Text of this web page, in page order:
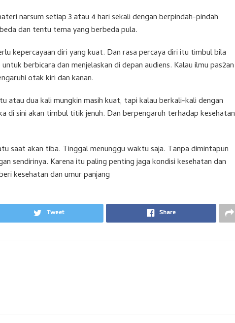
narsum setiap 3 atau 4 hari sekali dengan berpindah-pindah
dan tentu tema yang berbeda pula.
kepercayaan diri yang kuat. Dan rasa percaya diri itu timbul bila
berbicara dan menjelaskan di depan audiens. Kalau ilmu pas2an
otak kiri dan kanan.
atau dua kali mungkin masih kuat, tapi kalau berkali-kali dengan
di sini akan timbul titik jenuh. Dan berpengaruh terhadap kesehatan
saat akan tiba. Tinggal menunggu waktu saja. Tanpa dimintapun
sendirinya. Karena itu paling penting jaga kondisi kesehatan dan
kesehatan dan umur panjang
Tweet Share